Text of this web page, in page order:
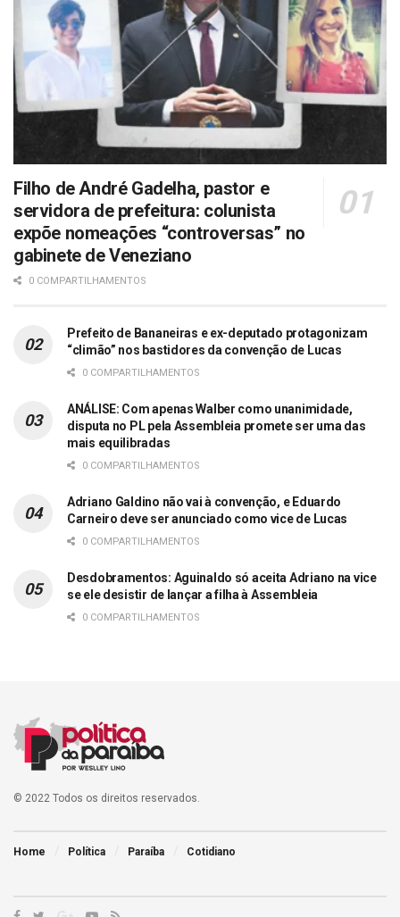
Filho de André Gadelha, pastor e
servidora de prefeitura: colunista
expõe nomeações “controversas” no
gabinete de Veneziano
0 COMPARTILHAMENTOS
Prefeito de Bananeiras e ex-deputado protagonizam
“climão” nos bastidores da convenção de Lucas
0 COMPARTILHAMENTOS
ANÁLISE: Com apenas Walber como unanimidade,
disputa no PL pela Assembleia promete ser uma das
mais equilibradas
0 COMPARTILHAMENTOS
Adriano Galdino não vai à convenção, e Eduardo
Carneiro deve ser anunciado como vice de Lucas
0 COMPARTILHAMENTOS
Desdobramentos: Aguinaldo só aceita Adriano na vice
se ele desistir de lançar a filha à Assembleia
0 COMPARTILHAMENTOS
© 2022 Todos os direitos reservados.
Home Política Paraíba Cotidiano